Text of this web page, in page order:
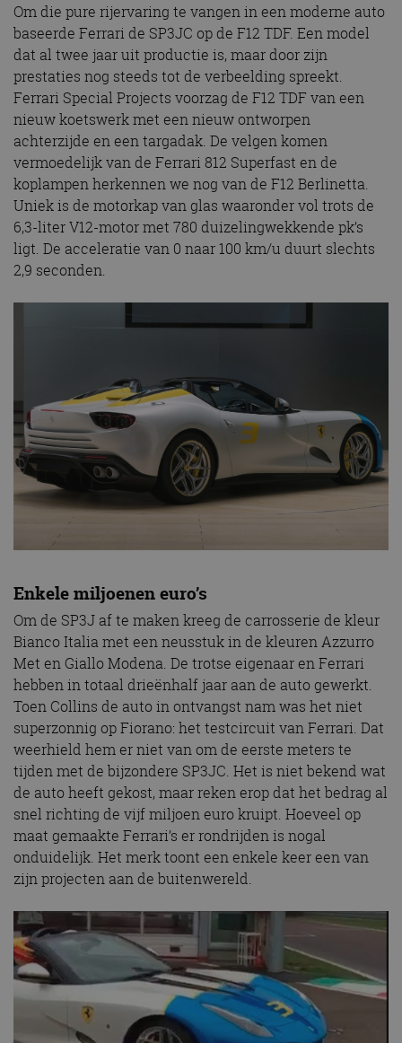
Om die pure rijervaring te vangen in een moderne auto
baseerde Ferrari de SP3JC op de F12 TDF. Een model
dat al twee jaar uit productie is, maar door zijn
prestaties nog steeds tot de verbeelding spreekt.
Ferrari Special Projects voorzag de F12 TDF van een
nieuw koetswerk met een nieuw ontworpen
achterzijde en een targadak. De velgen komen
vermoedelijk van de Ferrari 812 Superfast en de
koplampen herkennen we nog van de F12 Berlinetta.
Uniek is de motorkap van glas waaronder vol trots de
6,3-liter V12-motor met 780 duizelingwekkende pk’s
ligt. De acceleratie van 0 naar 100 km/u duurt slechts
2,9 seconden.
Enkele miljoenen euro’s
Om de SP3J af te maken kreeg de carrosserie de kleur
Bianco Italia met een neusstuk in de kleuren Azzurro
Met en Giallo Modena. De trotse eigenaar en Ferrari
hebben in totaal drieënhalf jaar aan de auto gewerkt.
Toen Collins de auto in ontvangst nam was het niet
superzonnig op Fiorano: het testcircuit van Ferrari. Dat
weerhield hem er niet van om de eerste meters te
tijden met de bijzondere SP3JC. Het is niet bekend wat
de auto heeft gekost, maar reken erop dat het bedrag al
snel richting de vijf miljoen euro kruipt. Hoeveel op
maat gemaakte Ferrari’s er rondrijden is nogal
onduidelijk. Het merk toont een enkele keer een van
zijn projecten aan de buitenwereld.